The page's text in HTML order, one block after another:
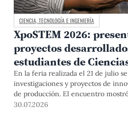
CIENCIA, TECNOLOGÍA E INGENIERÍA
XpoSTEM 2026:
proyectos
estudiantes de
PUCP orientados a
necesidades del país
En la feria realizada el 21 de julio
investigaciones y proyectos de
de producción. El encuentro
adquirido en las aulas puede
30.07.2026